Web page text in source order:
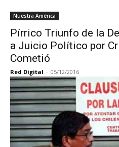
Nuestra América
Pírrico Triunfo de la
a Juicio Político por
Cometió
Red Digital - 05/12/2016